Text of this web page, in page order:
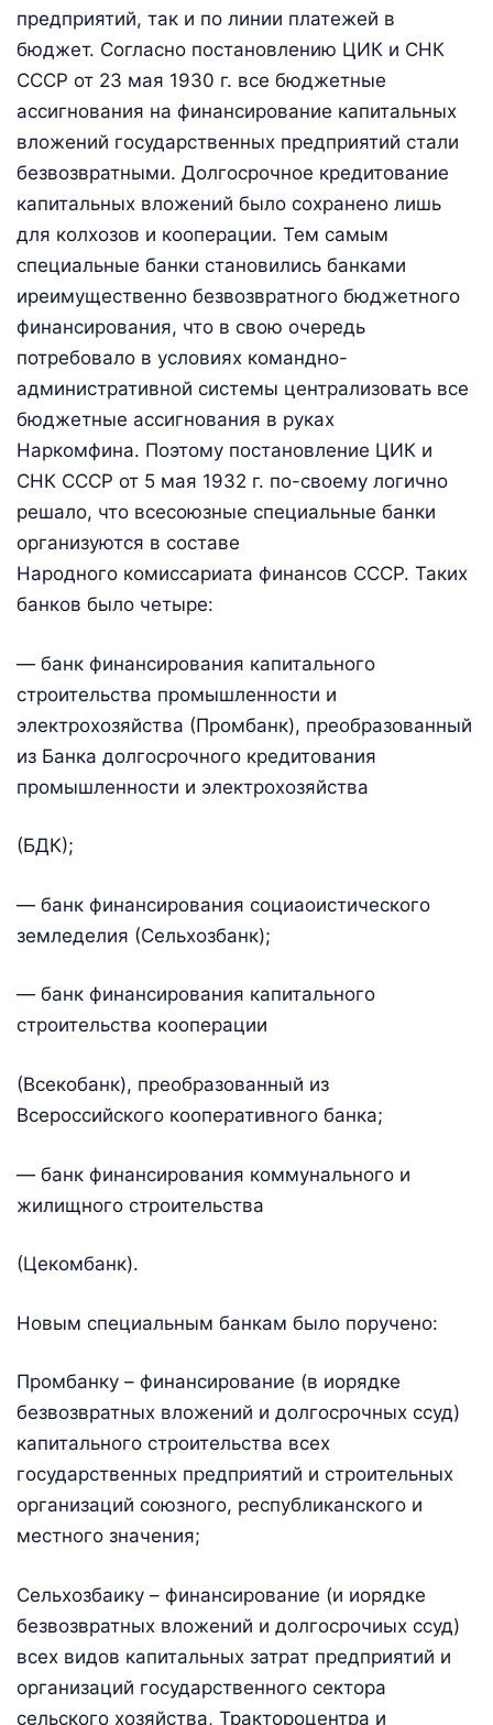
предприятий, так и по линии платежей в
бюджет. Согласно постановлению ЦИК и СНК
СССР от 23 мая 1930 г. все бюджетные
ассигнования на финансирование капитальных
вложений государственных предприятий стали
безвозвратными. Долгосрочное кредитование
капитальных вложений было сохранено лишь
для колхозов и кооперации. Тем самым
специальные банки становились банками
иреимущественно безвозвратного бюджетного
финансирования, что в свою очередь
потребовало в условиях командно-
административной системы централизовать все
бюджетные ассигнования в руках
Наркомфина. Поэтому постановление ЦИК и
СНК СССР от 5 мая 1932 г. по-своему логично
решало, что всесоюзные специальные банки
организуются в составе
Народного комиссариата финансов СССР. Таких
банков было четыре:
— банк финансирования капитального
строительства промышленности и
электрохозяйства (Промбанк), преобразованный
из Банка долгосрочного кредитования
промышленности и электрохозяйства
(БДК);
— банк финансирования социаоистического
земледелия (Сельхозбанк);
— банк финансирования капитального
строительства кооперации
(Всекобанк), преобразованный из
Всероссийского кооперативного банка;
— банк финансирования коммунального и
жилищного строительства
(Цекомбанк).
Новым специальным банкам было поручено:
Промбанку – финансирование (в иорядке
безвозвратных вложений и долгосрочных ссуд)
капитального строительства всех
государственных предприятий и строительных
организаций союзного, республиканского и
местного значения;
Сельхозбаику – финансирование (и иорядке
безвозвратных вложений и долгосрочиых ссуд)
всех видов капитальных затрат предприятий и
организаций государственного сектора
сельского хозяйства, Трактороцентра и